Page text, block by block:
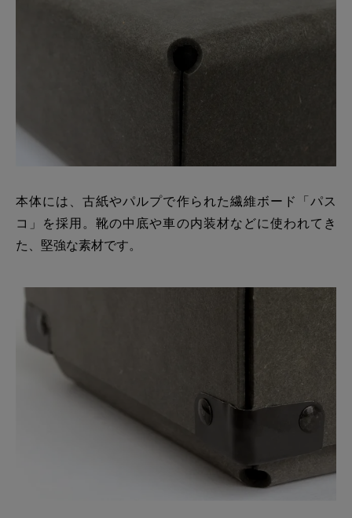
本体には、古紙やパルプで作られた繊維ボード「パス
コ」を採用。靴の中底や車の内装材などに使われてき
た、堅強な素材です。